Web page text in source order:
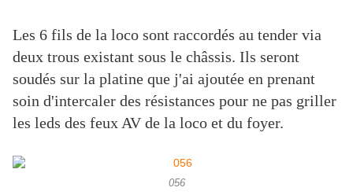
Les 6 fils de la loco sont raccordés au tender via
deux trous existant sous le châssis. Ils seront
soudés sur la platine que j'ai ajoutée en prenant
soin d'intercaler des résistances pour ne pas griller
les leds des feux AV de la loco et du foyer.
056